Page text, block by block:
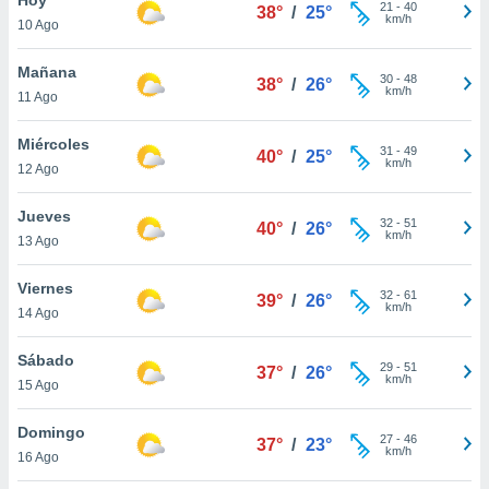
y
en
más
de
cookies
10 Ago
38° / 25° 21 - 40
km/h
Mañana
11 Ago
38° / 26° 30- 48
km/h
Miércoles
12 Ago
40° / 25° 31 - 49
km/h
Jueves
13 Ago
40° / 26° 32- 51
km/h
Viernes
14 Ago
39° / 26° 32- 61
km/h
Sábado
15 Ago
37° / 26° 29- 51
km/h
Domingo
16 Ago
37° / 23° 27- 46
km/h